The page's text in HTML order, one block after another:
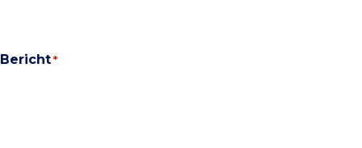
Bericht *